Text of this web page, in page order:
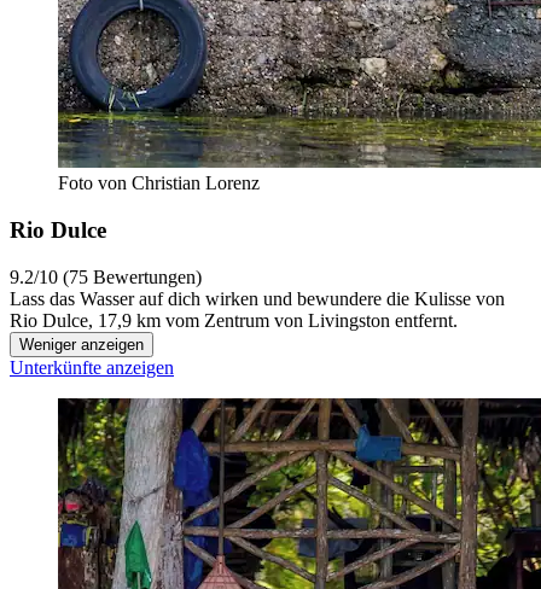
Foto von Christian Lorenz
Rio Dulce
9.2/10 (75 Bewertungen)
Lass das Wasser auf dich wirken und bewundere die Kulisse von
Rio Dulce, 17,9 km vom Zentrum von Livingston entfernt.
Weniger anzeigen
Unterkünfte anzeigen